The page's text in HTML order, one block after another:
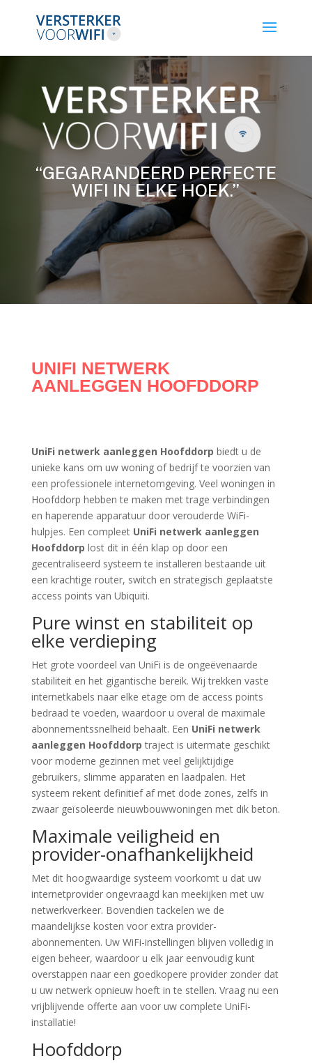
“GEGARANDEERD PERFECTE
WIFI IN ELKE HOEK.”
UNIFI NETWERK
AANLEGGEN HOOFDDORP
UniFi netwerk aanleggen Hoofddorp biedt u de
unieke kans om uw woning of bedrijf te voorzien van
een professionele internetomgeving. Veel woningen in
Hoofddorp hebben te maken met trage verbindingen
en haperende apparatuur door verouderde WiFi-
hulpjes. Een compleet UniFi netwerk aanleggen
Hoofddorp lost dit in één klap op door een
gecentraliseerd systeem te installeren bestaande uit
een krachtige router, switch en strategisch geplaatste
access points van Ubiquiti.
Pure winst en stabiliteit op
elke verdieping
Het grote voordeel van UniFi is de ongeëvenaarde
stabiliteit en het gigantische bereik. Wij trekken vaste
internetkabels naar elke etage om de access points
bedraad te voeden, waardoor u overal de maximale
abonnementssnelheid behaalt. Een UniFi netwerk
aanleggen Hoofddorp traject is uitermate geschikt
voor moderne gezinnen met veel gelijktijdige
gebruikers, slimme apparaten en laadpalen. Het
systeem rekent definitief af met dode zones, zelfs in
zwaar geïsoleerde nieuwbouwwoningen met dik beton.
Maximale veiligheid en
provider-onafhankelijkheid
Met dit hoogwaardige systeem voorkomt u dat uw
internetprovider ongevraagd kan meekijken met uw
netwerkverkeer. Bovendien tackelen we de
maandelijkse kosten voor extra provider-
abonnementen. Uw WiFi-instellingen blijven volledig in
eigen beheer, waardoor u elk jaar eenvoudig kunt
overstappen naar een goedkopere provider zonder dat
u uw netwerk opnieuw hoeft in te stellen. Vraag nu een
vrijblijvende offerte aan voor uw complete UniFi-
installatie!
Hoofddorp